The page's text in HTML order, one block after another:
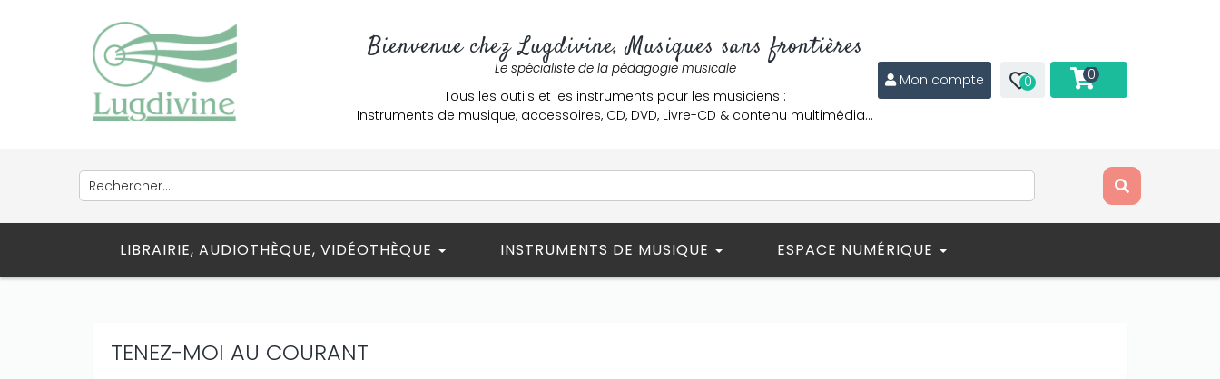
Bienvenue chez Lugdivine, Musiques sans frontières
Le spécialiste de la pédagogie musicale
Tous les outils et les instruments pour les musiciens :
Instruments de musique, accessoires, CD, DVD, Livre-CD & contenu multimédia…
Mon compte 0 0
LIBRAIRIE, AUDIOTHÈQUE, VIDÉOTHÈQUE INSTRUMENTS DE MUSIQUE ESPACE NUMÉRIQUE
TENEZ-MOI AU COURANT